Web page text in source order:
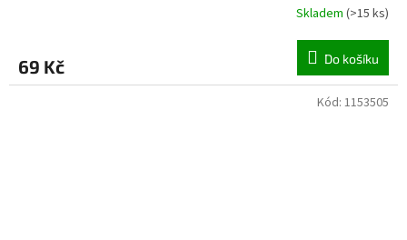
Skladem (>15 ks)
69 Kč Do košíku
Kód: 1153505